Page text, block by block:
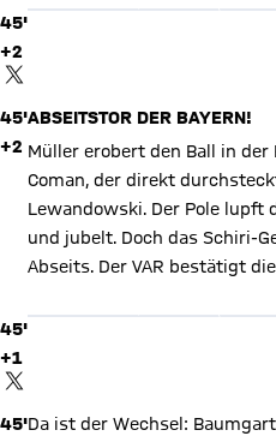
45'
+2
TWITTER-BEITRAG
verarbeiten. Vorher kann das
45'
+2
ABSEITSTOR DER BAYERN!
Müller erobert den Ball in der
Coman, der direkt
Lewandowski. Der Pole lupft
und jubelt. Doch das Schiri-
Abseits. Der VAR bestätigt
45'
+1
TWITTER-BEITRAG
X
verarbeiten. Vorher kann das
45'Da ist der Wechsel: